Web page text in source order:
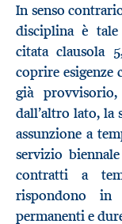
In senso
disciplina è
citata clausola
coprire esigenze
già
dall’altro lato, la
assunzione a
servizio
contratti a
rispondono in
permanenti e